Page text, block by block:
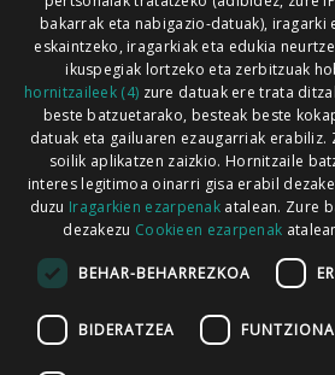
bakarrak eta nabigazio-datuak), iragarki
eskaintzeko, iragarkiak eta edukia
ikuspegiak lortzeko eta zerbitzuak
hornitzaileek (4) zure datuak ere trata
beste batzuetarako, besteak beste
datuak eta gailuaren ezaugarriak erabiliz.
soilik aplikatzen zaizkio. Hornitzaile
interes legitimoa oinarri gisa erabil
duzu Iragarkien ezarpenak atalean. Zure
dezakezu Cookieen ezarpenak
BEHAR-BEHARREZKOA
BIDERATZEA